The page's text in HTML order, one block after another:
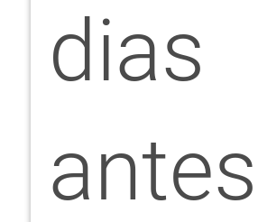
dias
antes